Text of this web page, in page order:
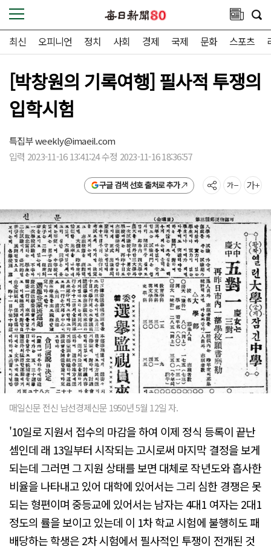
최신 오피니언 정치 사회 경제 국제 문화 스포츠
[박창원의 기록여행] 필사적 투쟁의
입학시험
특집부weekly@imaeil.com
입력 2023-11-16 13:41:24 수정 2023-11-16 18:36:57
구글 검색 선호 출처로 추가
매일신문 전신 남선경제신문 1950년 5월 12일 자.
'10일로 지원서 접수의 마감을 하여 이제 정식 등록이 끝난
셈인데 래 13일부터 시작되는 고시로써 마지막 결정을 보게
되는데 그러면 그 지원 상태를 보면 대체로 작년도와 흡사한
비율을 나타내고 있어 대학에 있어서는 그리 심한 경쟁은 못
되는 형편이며 중등교에 있어서는 남자는 4대1 여자는 2대1
정도의 률을 보이고 있는데 이 1차 학교 시험에 불행히도 패
배당하는 학생은 2차 시험에서 필사적인 투쟁이 전개된 것